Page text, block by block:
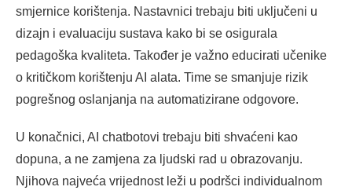
smjernice korištenja. Nastavnici trebaju biti uključeni u
dizajn i evaluaciju sustava kako bi se osigurala
pedagoška kvaliteta. Također je važno educirati učenike
o kritičkom korištenju AI alata. Time se smanjuje rizik
pogrešnog oslanjanja na automatizirane odgovore.
U konačnici, AI chatbotovi trebaju biti shvaćeni kao
dopuna, a ne zamjena za ljudski rad u obrazovanju.
Njihova najveća vrijednost leži u podršci individualnom